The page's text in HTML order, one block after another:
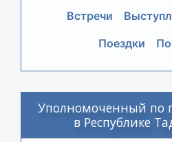
Встречи
Поездки
Уполномоченный по
в Республике